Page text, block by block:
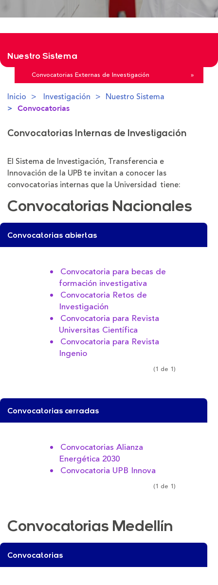
Nuestro Sistema
Convocatorias Externas de Investigación »
Inicio Investigación Nuestro Sistema
Convocatorias
Convocatorias Internas de Investigación
El Sistema de Investigación, Transferencia e
Innovación de la UPB te invitan a conocer las
convocatorias internas que la Universidad tiene:
Convocatorias Nacionales
Convocatorias abiertas
Convocatoria para becas de
formación investigativa
Convocatoria Retos de
Investigación
Convocatoria para Revista
Universitas Científica
Convocatoria para Revista
Ingenio
(1 de 1)
Convocatorias cerradas
Convocatorias Alianza
Energética 2030
Convocatoria UPB Innova
(1 de 1)
Convocatorias Medellín
Convocatorias